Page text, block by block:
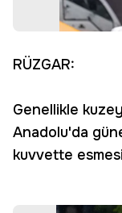
RÜZGAR:
Genellikle
Anadolu'da
kuvvette